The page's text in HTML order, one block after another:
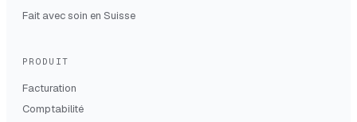
Fait avec soin en Suisse
PRODUIT
Facturation
Comptabilité